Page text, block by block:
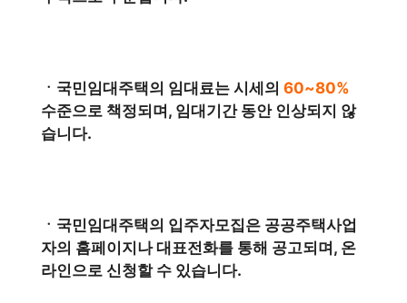
ㆍ국민임대주택의 임대료는 시세의 60~80%
수준으로 책정되며, 임대기간 동안 인상되지 않
습니다.
ㆍ국민임대주택의 입주자모집은 공공주택사업
자의 홈페이지나 대표전화를 통해 공고되며, 온
라인으로 신청할 수 있습니다.